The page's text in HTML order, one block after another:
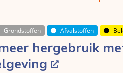
Grondstoffen Afvalstoffen
hergebruik